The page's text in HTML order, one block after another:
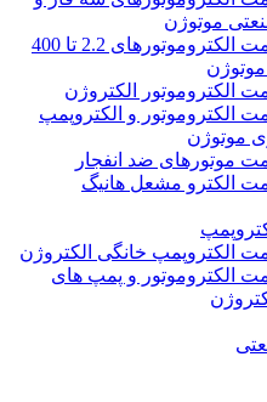
موتوژن
لیست قیمت الکتروموتورهای 2.2 تا 400
الکتروموتور الکتروژن
الکتروموتور و الکتروپمپ
موتوژن
موتورهای ضد انفجار
الکترو مشعل هانیگ
الکتروپمپ خانگی الکتروژن
الکتروموتور و پمپ های